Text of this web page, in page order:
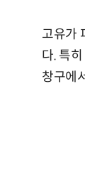
고유가
다. 특
창구에